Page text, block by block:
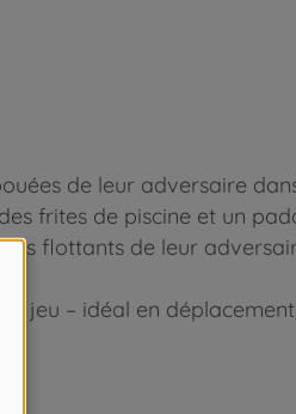
de leur adversaire
frites de piscine et un
flottants de leur
jeu – idéal en